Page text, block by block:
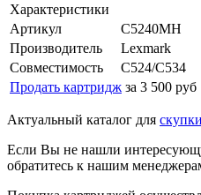
Характеристики
Артикул
C5240MH
Производитель
Lexmark
Совместимость
C524/C534
Продать картридж за 3 500 руб
Актуальный каталог для
Если Вы не нашли
обратитесь к нашим